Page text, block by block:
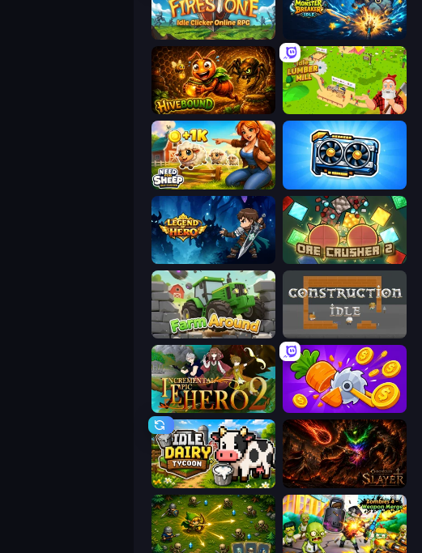
Firestone – Idle Clicker Online RPG Monster Breaker Idle
Hivebound Idle Lumber Mill
Need for Sheep: Idle Clicker GPU Tycoon Sim
Legend of Hero OreCrusher 2
Farm Around Construction Idle
Incremental Epic Hero 2 Farm Ring Idle
Idle Dairy Tycoon Chronicles of Slayer